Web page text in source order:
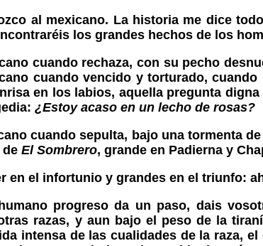
al mexicano. La historia me dice
los grandes hechos de los
cuando rechaza, con su pecho
cuando vencido y torturado,
en los labios, aquella pregunta
¿Estoy acaso en un lecho de rosas?
cuando sepulta, bajo una tormenta
de El Sombrero, grande en Padierna y
en el infortunio y grandes en el triunfo:
progreso da un paso, dais
razas, y aun bajo el peso de la
intensa de las cualidades de la raza,